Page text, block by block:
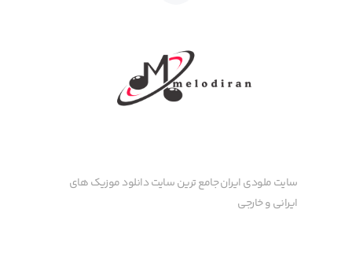
سایت ملودی ایران جامع ترین سایت دانلود موزیک های
ایرانی و خارجی